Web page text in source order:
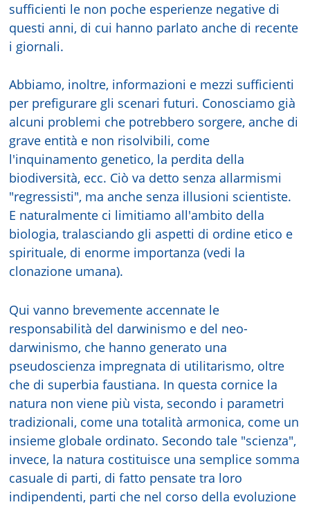
sufficienti le non poche esperienze negative di
questi anni, di cui hanno parlato anche di recente
i giornali.
Abbiamo, inoltre, informazioni e mezzi sufficienti
per prefigurare gli scenari futuri. Conosciamo già
alcuni problemi che potrebbero sorgere, anche di
grave entità e non risolvibili, come
l'inquinamento genetico, la perdita della
biodiversità, ecc. Ciò va detto senza allarmismi
"regressisti", ma anche senza illusioni scientiste.
E naturalmente ci limitiamo all'ambito della
biologia, tralasciando gli aspetti di ordine etico e
spirituale, di enorme importanza (vedi la
clonazione umana).
Qui vanno brevemente accennate le
responsabilità del darwinismo e del neo-
darwinismo, che hanno generato una
pseudoscienza impregnata di utilitarismo, oltre
che di superbia faustiana. In questa cornice la
natura non viene più vista, secondo i parametri
tradizionali, come una totalità armonica, come un
insieme globale ordinato. Secondo tale "scienza",
invece, la natura costituisce una semplice somma
casuale di parti, di fatto pensate tra loro
indipendenti, parti che nel corso della evoluzione